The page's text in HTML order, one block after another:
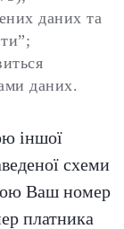
даних та
даних.
іншої
схеми
Ваш номер
платника